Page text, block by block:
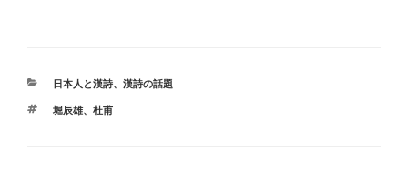
カ
ゴ
日本人と漢詩、 漢詩の話題
タ
堀辰雄、 杜甫